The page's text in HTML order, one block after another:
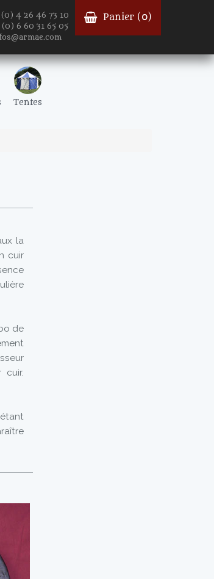
(0) 4 26 46 73 10
(0) 6 60 31 65 05
Panier ( 0)
Tentes
la
cuir
de
cuir.